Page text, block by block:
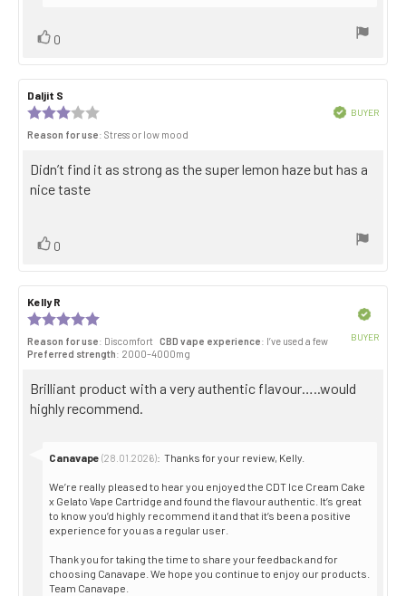
Vote
0
Review
author:
Daljit S
date:
3.0
of
Reason for use: Stress or low mood
VerifiedBUYER
Review
text:
Didn’t find it as strong as the super lemon haze but has a
nice taste
Vote
0
Review
author:
Kelly R
date:
5.0
out
5
stars
Reason for use: Discomfort CBD vape experience: I’ve used a few
Preferred strength: 2000–4000mg
BUYER
Review
text:
Brilliant product with a very authentic flavour…..would
highly recommend.
Reply
Canavape (28.01.2026): Thanks for your review, Kelly.
We’re really pleased to hear you enjoyed the CDT Ice Cream Cake
x Gelato Vape Cartridge and found the flavour authentic. It’s great
to know you’d highly recommend it and that it’s been a positive
experience for you as a regular user.
Thank you for taking the time to share your feedback and for
choosing Canavape. We hope you continue to enjoy our products.
Team Canavape.